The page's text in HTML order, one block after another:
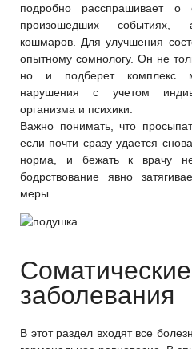
подробно расспрашивает о
произошедших событиях,
кошмаров. Для улучшения
опытному сомнологу. Он не
но и подберет комплекс
нарушения с учетом
организма и психики.
Важно понимать, что
если почти сразу удается
норма, и бежать к врачу
бодрствование явно
меры.
Соматические
заболевания
В этот раздел входят все